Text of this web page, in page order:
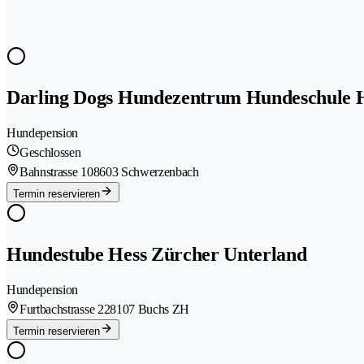
Darling Dogs Hundezentrum Hundeschule
Hundepension
Geschlossen
Bahnstrasse 108603 Schwerzenbach
Termin reservieren
Hundestube Hess Zürcher Unterland
Hundepension
Furtbachstrasse 228107 Buchs ZH
Termin reservieren